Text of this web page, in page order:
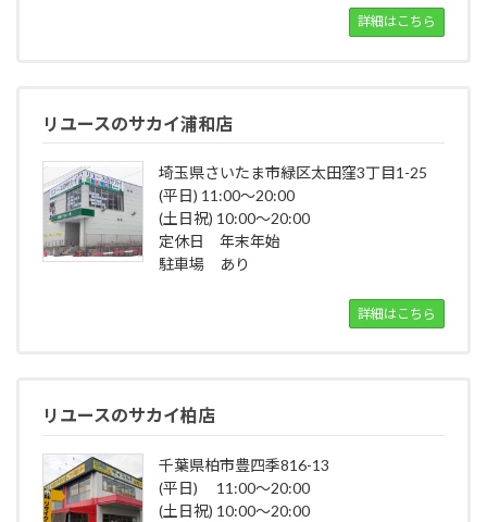
詳細はこちら
リユースのサカイ浦和店
埼玉県さいたま市緑区太田窪3丁目1-25
(平日) 11:00～20:00
(土日祝) 10:00～20:00
定休日 年末年始
駐車場 あり
詳細はこちら
リユースのサカイ柏店
千葉県柏市豊四季816-13
(平日) 11:00～20:00
(土日祝) 10:00～20:00